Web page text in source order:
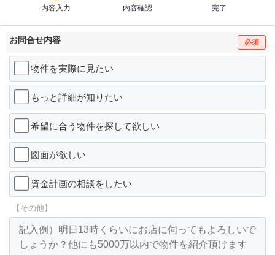
内容入力
内容確認
完了
お問合せ内容 必須
物件を実際に見たい
もっと詳細が知りたい
希望に合う物件を探して欲しい
図面が欲しい
資金計画の相談をしたい
【その他】